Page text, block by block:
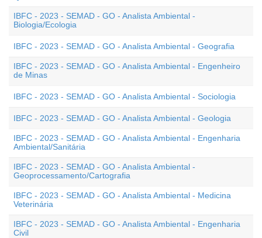
IBFC - 2023 - SEMAD - GO - Analista Ambiental -
Biologia/Ecologia
IBFC - 2023 - SEMAD - GO - Analista Ambiental - Geografia
IBFC - 2023 - SEMAD - GO - Analista Ambiental - Engenheiro
de Minas
IBFC - 2023 - SEMAD - GO - Analista Ambiental - Sociologia
IBFC - 2023 - SEMAD - GO - Analista Ambiental - Geologia
IBFC - 2023 - SEMAD - GO - Analista Ambiental - Engenharia
Ambiental/Sanitária
IBFC - 2023 - SEMAD - GO - Analista Ambiental -
Geoprocessamento/Cartografia
IBFC - 2023 - SEMAD - GO - Analista Ambiental - Medicina
Veterinária
IBFC - 2023 - SEMAD - GO - Analista Ambiental - Engenharia
Civil